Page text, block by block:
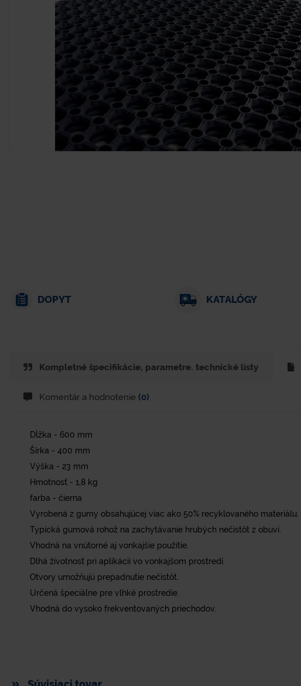
DOPYT KATALÓGY
Kompletné špecifikácie, parametre. technické listy
Komentár a hodnotenie (0)
Dĺžka - 600 mm
Šírka - 400 mm
Výška - 23 mm
Hmotnosť - 1,8 kg
farba - čierna
Vyrobená z gumy obsahujúcej viac ako 50% recyklovaného materiálu.
Typická gumová rohož na zachytávanie hrubých nečistôt z obuvi.
Vhodná na vnútorné aj vonkajšie použitie.
Dlhá životnosť pri aplikácii vo vonkajšom prostredí.
Otvory umožňujú prepadnutie nečistôt.
Určená špeciálne pre vlhké prostredie.
Vhodná do vysoko frekventovaných priechodov.